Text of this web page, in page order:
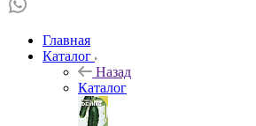
Главная
Каталог
Назад
Каталог